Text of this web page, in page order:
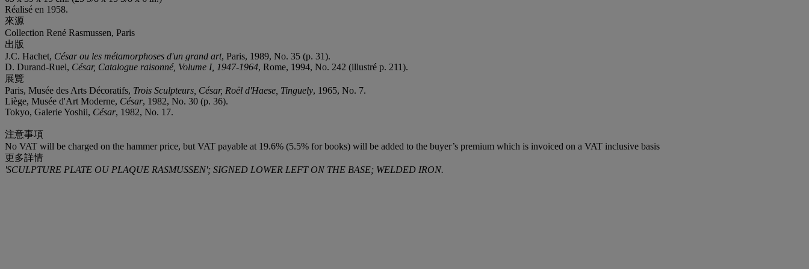
Réalisé en 1958.
來源
Collection René Rasmussen, Paris
出版
J.C. Hachet, César ou les métamorphoses d'un grand art, Paris, 1989, No. 35 (p. 31).
D. Durand-Ruel, César, Catalogue raisonné, Volume I, 1947-1964, Rome, 1994, No. 242 (illustré p. 211).
展覽
Paris, Musée des Arts Décoratifs, Trois Sculpteurs, César, Roël d'Haese, Tinguely, 1965, No. 7.
Liège, Musée d'Art Moderne, César, 1982, No. 30 (p. 36).
Tokyo, Galerie Yoshii, César, 1982, No. 17.
注意事項
No VAT will be charged on the hammer price, but VAT payable at 19.6% (5.5% for books) will be added to the buyer’s premium which is invoiced on a VAT inclusive basis
更多詳情
'SCULPTURE PLATE OU PLAQUE RASMUSSEN'; SIGNED LOWER LEFT ON THE BASE; WELDED IRON.